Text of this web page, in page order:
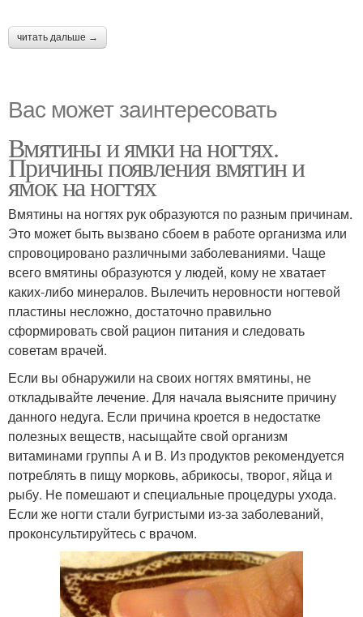
читать дальше →
Вас может заинтересовать
Вмятины и ямки на ногтях.
Причины появления вмятин и
ямок на ногтях
Вмятины на ногтях рук образуются по разным причинам.
Это может быть вызвано сбоем в работе организма или
спровоцировано различными заболеваниями. Чаще
всего вмятины образуются у людей, кому не хватает
каких-либо минералов. Вылечить неровности ногтевой
пластины несложно, достаточно правильно
сформировать свой рацион питания и следовать
советам врачей.
Если вы обнаружили на своих ногтях вмятины, не
откладывайте лечение. Для начала выясните причину
данного недуга. Если причина кроется в недостатке
полезных веществ, насыщайте свой организм
витаминами группы А и В. Из продуктов рекомендуется
потреблять в пищу морковь, абрикосы, творог, яйца и
рыбу. Не помешают и специальные процедуры ухода.
Если же ногти стали бугристыми из-за заболеваний,
проконсультируйтесь с врачом.